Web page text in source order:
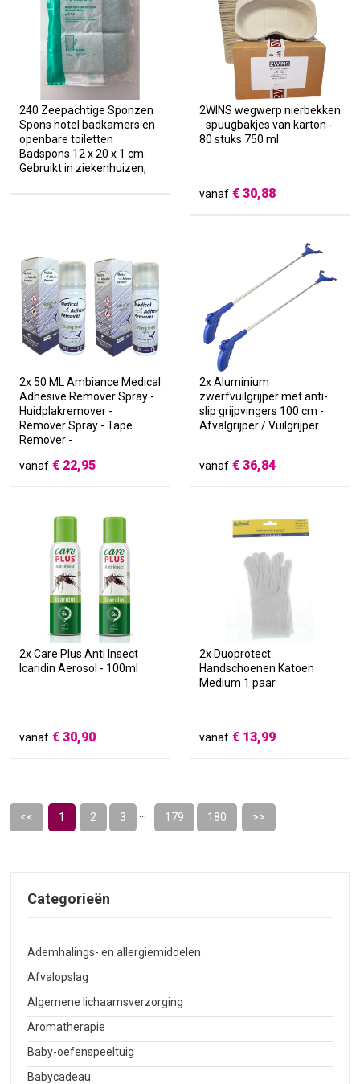
Categorieën
Ademhalings- en allergiemiddelen
Afvalopslag
Algemene lichaamsverzorging
Aromatherapie
Baby-oefenspeeltuig
Babycadeau
240 Zeepachtige Sponzen
Spons hotel badkamers en
openbare toiletten
Badspons 12 x 20 x 1 cm.
Gebruikt in ziekenhuizen,
VOOR ONDERWEG .
TATTOO
2WINS wegwerp nierbekken
- spuugbakjes van karton -
80 stuks 750 ml
vanaf € 30,88
2x 50 ML Ambiance Medical
Adhesive Remover Spray -
Huidplakremover -
Remover Spray - Tape
Remover -
per 2 stuks!
vanaf € 22,95
2x Aluminium
zwerfvuilgrijper met anti-
slip grijpvingers 100 cm -
Afvalgrijper / Vuilgrijper
vanaf € 36,84
2x Care Plus Anti Insect
Icaridin Aerosol - 100ml
vanaf € 30,90
2x Duoprotect
Handschoenen Katoen
Medium 1 paar
vanaf € 13,99
<< 1 2 3 ... 179 180 >>